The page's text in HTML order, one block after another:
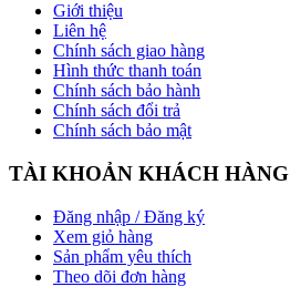
Giới thiệu
Liên hệ
Chính sách giao hàng
Hình thức thanh toán
Chính sách bảo hành
Chính sách đổi trả
Chính sách bảo mật
TÀI KHOẢN KHÁCH HÀNG
Đăng nhập / Đăng ký
Xem giỏ hàng
Sản phẩm yêu thích
Theo dõi đơn hàng